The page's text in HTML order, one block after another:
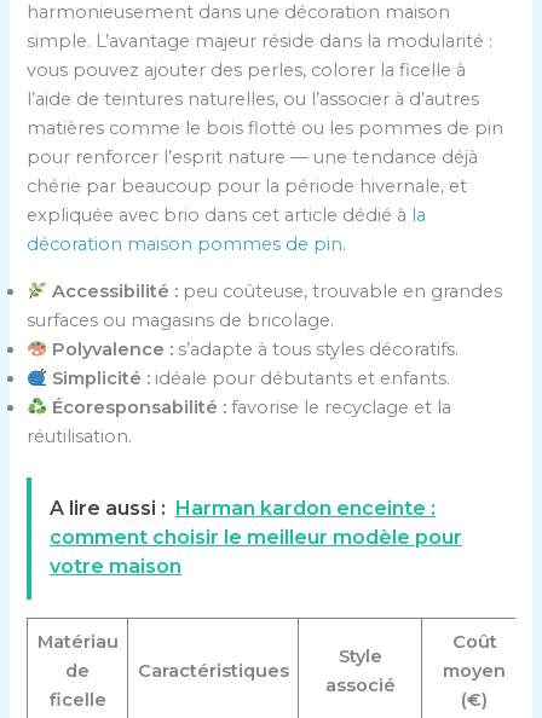
harmonieusement dans une décoration maison
simple. L’avantage majeur réside dans la modularité :
vous pouvez ajouter des perles, colorer la ficelle à
l’aide de teintures naturelles, ou l’associer à d’autres
matières comme le bois flotté ou les pommes de pin
pour renforcer l’esprit nature — une tendance déjà
chérie par beaucoup pour la période hivernale, et
expliquée avec brio dans cet article dédié à la
décoration maison pommes de pin.
Accessibilité : peu coûteuse, trouvable en grandes
surfaces ou magasins de bricolage.
Polyvalence : s’adapte à tous styles décoratifs.
Simplicité : idéale pour débutants et enfants.
Écoresponsabilité : favorise le recyclage et la
réutilisation.
A lire aussi :
Harman kardon enceinte :
comment choisir le meilleur modèle pour
votre maison
Matériau
de
ficelle
Caractéristiques
Style
associé
Coût
moyen
(€)